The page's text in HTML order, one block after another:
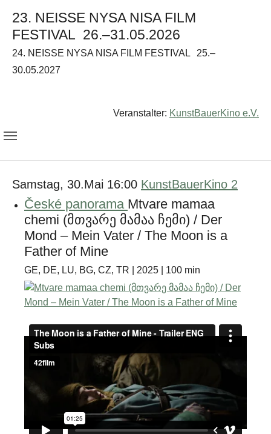
23. NEISSE NYSA NISA FILM
FESTIVAL 26.–31.05.2026
24. NEISSE NYSA NISA FILM FESTIVAL
25.–
30.05.2027
Veranstalter: KunstBauerKino e.V.
Samstag, 30.Mai 16:00 KunstBauerKino 2
České panorama Mtvare mamaa
chemi (მთვარე მამაა ჩემი) / Der
Mond – Mein Vater / The Moon is a
Father of Mine
GE, DE, LU, BG, CZ, TR | 2025 | 100 min